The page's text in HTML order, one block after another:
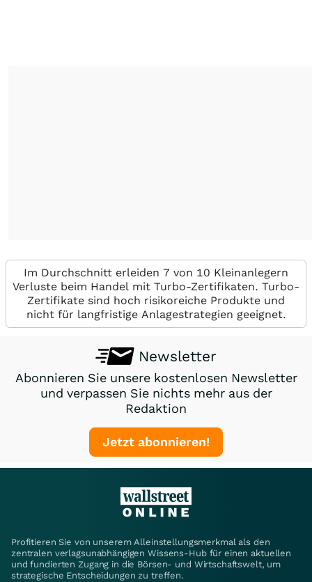
Im Durchschnitt erleiden 7 von 10 Kleinanlegern
Verluste beim Handel mit Turbo-Zertifikaten. Turbo-
Zertifikate sind hoch risikoreiche Produkte und
nicht für langfristige Anlagestrategien geeignet.
Newsletter
Abonnieren Sie unsere kostenlosen Newsletter
und verpassen Sie nichts mehr aus der
Redaktion
Jetzt abonnieren!
Profitieren Sie von unserem Alleinstellungsmerkmal als den
zentralen verlagsunabhängigen Wissens-Hub für einen aktuellen
und fundierten Zugang in die Börsen- und Wirtschaftswelt, um
strategische Entscheidungen zu treffen.